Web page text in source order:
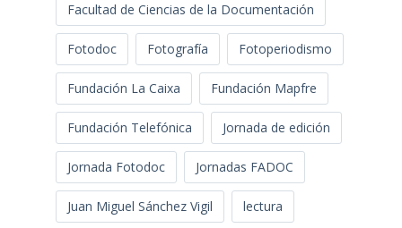
Facultad de Ciencias de la Documentación
Fotodoc Fotografía Fotoperiodismo
Fundación La Caixa Fundación Mapfre
Fundación Telefónica Jornada de edición
Jornada Fotodoc Jornadas FADOC
Juan Miguel Sánchez Vigil lectura